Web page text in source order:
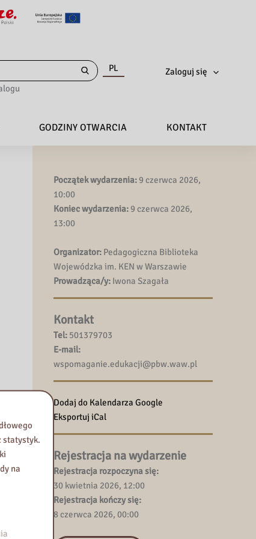
PL Zaloguj się
GODZINY OTWARCIA KONTAKT
Początek wydarzenia:9 czerwca 2026,
10:00
Koniec wydarzenia:9 czerwca 2026,
13:00
Organizator: Pedagogiczna Biblioteka
Wojewódzka im. KEN w Warszawie
Prowadząca/y: Iwona Szagała
Kontakt
Tel: 501379703
E-mail:
wspomaganie.edukacji@pbw.waw.pl
Dodaj do Kalendarza Google
Eksportuj iCal
Rejestracja na wydarzenie
Rejestracja rozpoczyna się:
30 kwietnia 2026, 12:00
Rejestracja kończy się:
8 czerwca 2026, 00:00
statystyk.
na